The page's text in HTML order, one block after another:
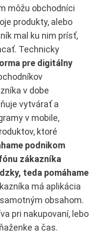
môžu obchodníci
produkty, alebo
mal ku nim prísť,
Technicky
pre digitálny
v dobe
vytvárať a
v mobile,
ktoré
podnikom
zákazníka
teda pomáhame
má aplikácia
obsahom.
pri nakupovaní, lebo
a čas.